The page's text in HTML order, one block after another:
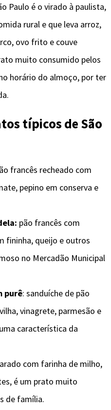
Paulo é o virado à paulista,
rural e que leva arroz,
ovo frito e couve
muito consumido pelos
horário do almoço, por ter
típicos de São
francês recheado com
pepino em conserva e
pão francês com
fininha, queijo e outros
no Mercadão Municipal
purê: sanduíche de pão
vinagrete, parmesão e
característica da
com farinha de milho,
é um prato muito
de família.